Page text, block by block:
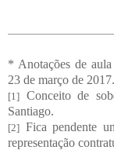
* Anotações de
23 de março de 2017.
[1] Conceito de
Santiago.
[2] Fica pendente
representação